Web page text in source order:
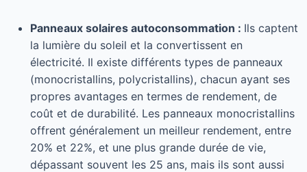
Panneaux solaires autoconsommation : Ils captent
la lumière du soleil et la convertissent en
électricité. Il existe différents types de panneaux
(monocristallins, polycristallins), chacun ayant ses
propres avantages en termes de rendement, de
coût et de durabilité. Les panneaux monocristallins
offrent généralement un meilleur rendement, entre
20% et 22%, et une plus grande durée de vie,
dépassant souvent les 25 ans, mais ils sont aussi